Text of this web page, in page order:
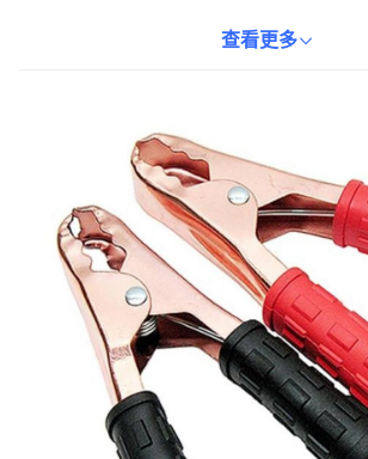
SC406電瓶線都能夠可靠地工作，是每位車主
查看更多